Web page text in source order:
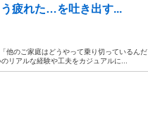
う疲れた…を吐き出す...
他のご家庭はどうやって乗り切っているんだ
リアルな経験や工夫をカジュアルに...